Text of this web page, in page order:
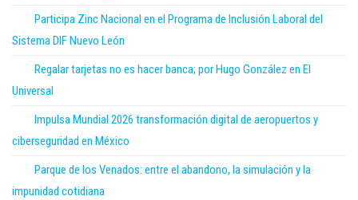
Participa Zinc Nacional en el Programa de Inclusión Laboral del
Sistema DIF Nuevo León
Regalar tarjetas no es hacer banca; por Hugo González en El
Universal
Impulsa Mundial 2026 transformación digital de aeropuertos y
ciberseguridad en México
Parque de los Venados: entre el abandono, la simulación y la
impunidad cotidiana